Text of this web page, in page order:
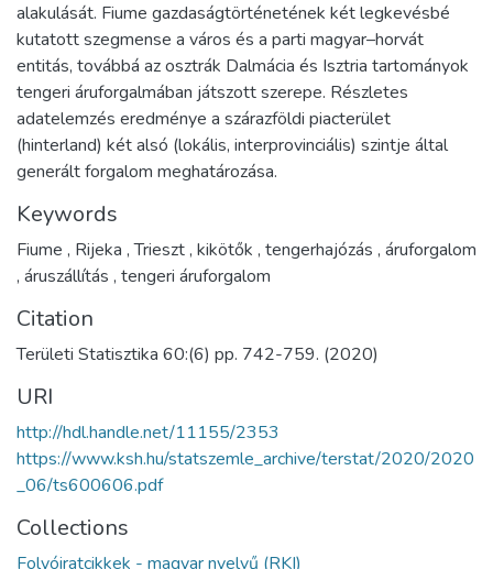
alakulását. Fiume gazdaságtörténetének két legkevésbé
kutatott szegmense a város és a parti magyar–horvát
entitás, továbbá az osztrák Dalmácia és Isztria tartományok
tengeri áruforgalmában játszott szerepe. Részletes
adatelemzés eredménye a szárazföldi piacterület
(hinterland) két alsó (lokális, interprovinciális) szintje által
generált forgalom meghatározása.
Keywords
Fiume , Rijeka ,Trieszt, kikötők , tengerhajózás , áruforgalom
, áruszállítás , tengeri áruforgalom
Citation
Területi Statisztika 60:(6) pp. 742-759. (2020)
URI
http://hdl.handle.net/11155/2353
https://www.ksh.hu/statszemle_archive/terstat/2020/2020
_06/ts600606.pdf
Collections
Folyóiratcikkek - magyar nyelvű (RKI)